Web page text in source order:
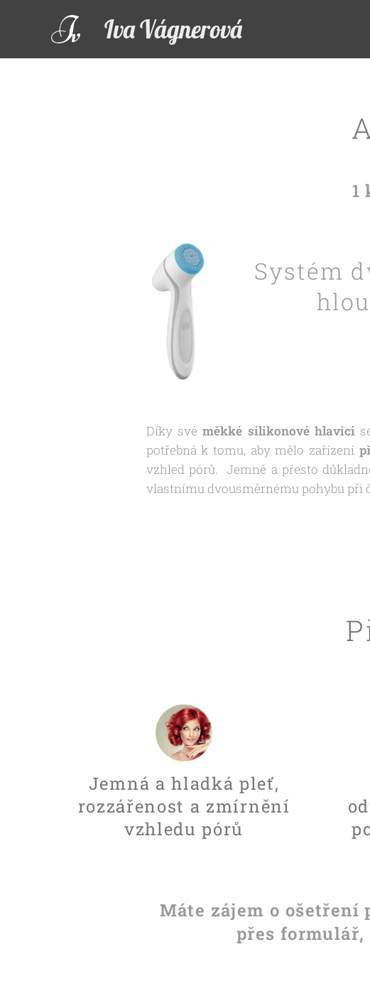
Iva Vágnerová
1
Systém
Díky svéměkké silikonové hlavici
potřebná k tomu, aby mělo zařízení
vzhled pórů. Jemně a přesto
vlastnímu dvousměrnému pohybu při
Jemná a hladká pleť,
rozzářenost a zmírnění
vzhledu pórů
Máte zájem o
přes